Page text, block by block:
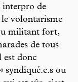
interpro de
volontarisme
militant fort,
de tous
est donc
syndiqué.e.s ou